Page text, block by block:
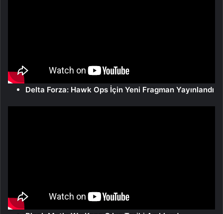
Delta Forza: Hawk Ops İçin Yeni Fragman Yayınlandı